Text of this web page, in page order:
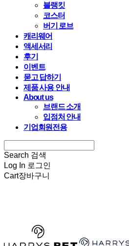
블랭킷
코스터
버기 로브
캐리웨어
액세서리
후기
이벤트
묻고 답하기
제품 사용 안내
About us
브랜드 소개
입점처 안내
기업회원전용
Search 검색
Log In 로그인
Cart장바구니